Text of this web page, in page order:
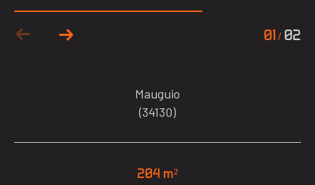
01 / 02
Mauguio
(34130)
204 m²